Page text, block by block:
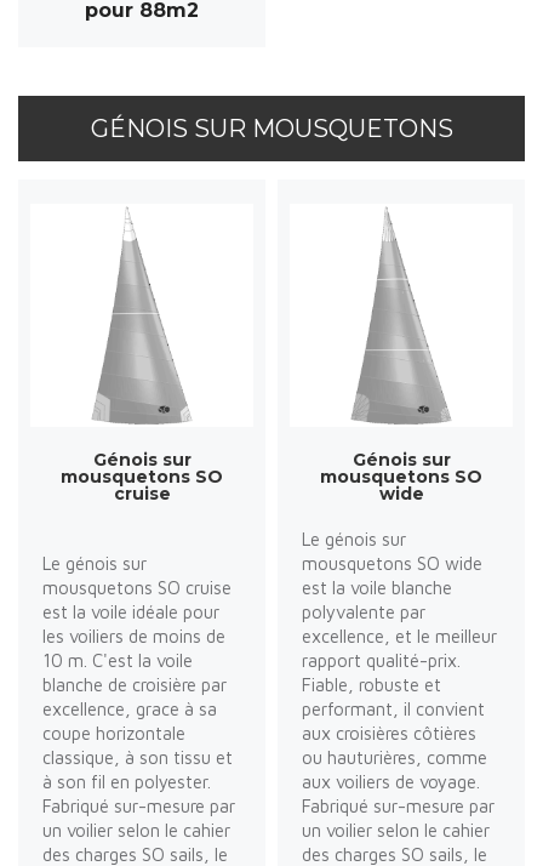
pour 88m2
GÉNOIS SUR MOUSQUETONS
Génois sur
mousquetons SO
cruise
Le génois sur
mousquetons SO cruise
est la voile idéale pour
les voiliers de moins de
10 m. C'est la voile
blanche de croisière par
excellence, grace à sa
coupe horizontale
classique, à son tissu et
à son fil en polyester.
Fabriqué sur-mesure par
un voilier selon le cahier
des charges SO sails, le
Génois sur
mousquetons SO
wide
Le génois sur
mousquetons SO wide
est la voile blanche
polyvalente par
excellence, et le meilleur
rapport qualité-prix.
Fiable, robuste et
performant, il convient
aux croisières côtières
ou hauturières, comme
aux voiliers de voyage.
Fabriqué sur-mesure par
un voilier selon le cahier
des charges SO sails, le